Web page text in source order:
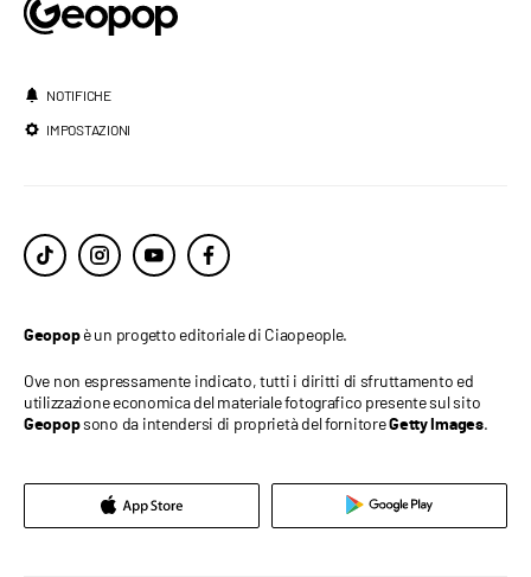
NOTIFICHE
IMPOSTAZIONI
Geopopè un progetto editoriale di Ciaopeople.
Ove non espressamente indicato, tutti i diritti di sfruttamento ed
utilizzazione economica del materiale fotografico presente sul sito
Geopopsono da intendersi di proprietà del fornitoreGetty Images.